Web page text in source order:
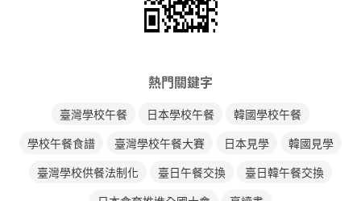
熱門關鍵字
臺灣學校午餐 日本學校午餐
韓國學校午餐
學校午餐食譜
臺灣學校午餐大賽 日本見學
韓國見學
臺灣學校供餐法制化
臺日午餐交換
臺日韓午餐交換